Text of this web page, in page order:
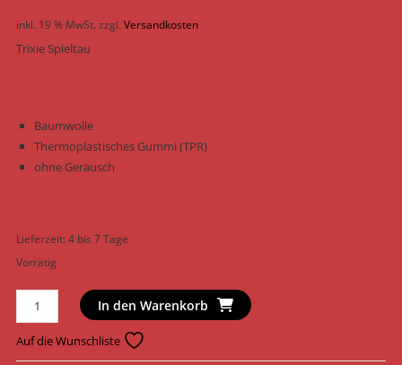
inkl. 19 % MwSt.zzgl.Versandkosten
Trixie Spieltau
Baumwolle
Thermoplastisches Gummi (TPR)
ohne Geräusch
Lieferzeit:4 bis 7 Tage
Vorrätig
Trixie
Hundespielzeug
Spieltau
Baumwolle
In den Warenkorb
Auf die Wunschliste